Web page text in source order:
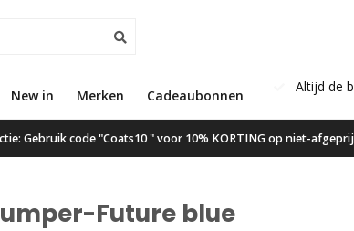
New in Merken Cadeaubonnen
Gratis verzending vanaf €50,00
Altijd de
Gebruik code "Coats10 " voor 10% KORTING op niet-
Future blue